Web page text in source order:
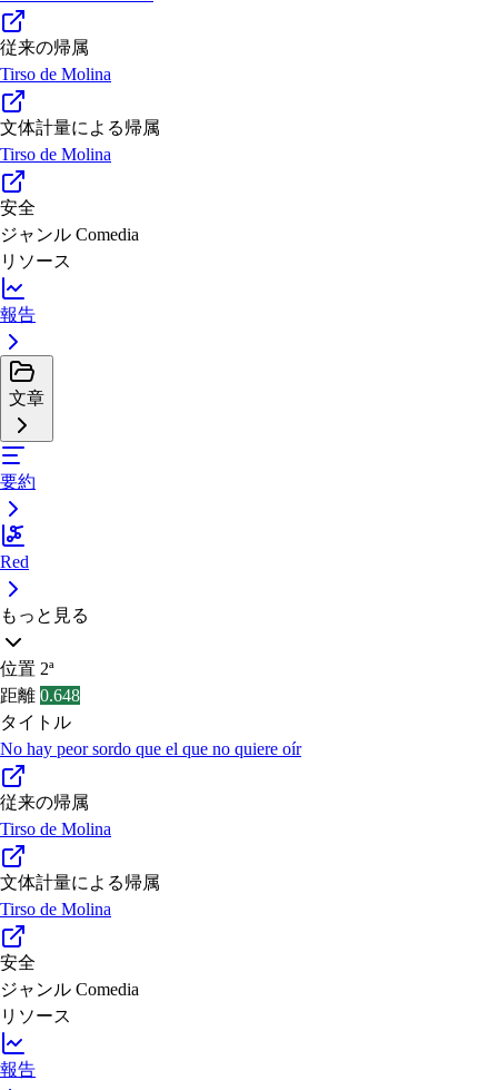
従来の帰属
Tirso de Molina
文体計量による帰属
Tirso de Molina
安全
ジャンル Comedia
リソース
報告
文章
要約
Red
もっと見る
位置 2ª
距離 0.648
タイトル
No hay peor sordo que el que no quiere oír
従来の帰属
Tirso de Molina
文体計量による帰属
Tirso de Molina
安全
ジャンル Comedia
リソース
報告